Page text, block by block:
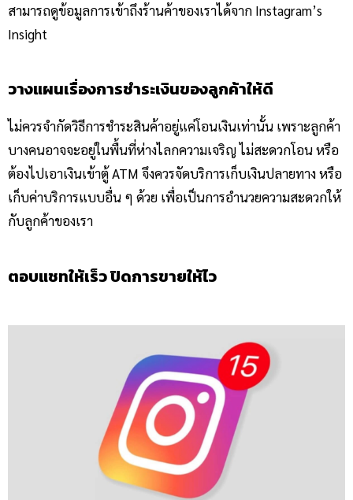
สามารถดูข้อมูลการเข้าถึงร้านค้าของเราได้จาก Instagram’s
Insight
วางแผนเรื่องการชำระเงินของลูกค้าให้ดี
ไม่ควรจำกัดวิธีการชำระสินค้าอยู่แค่โอนเงินเท่านั้น เพราะลูกค้า
บางคนอาจจะอยู่ในพื้นที่ห่างไลกความเจริญ ไม่สะดวกโอน หรือ
ต้องไปเอาเงินเข้าตู้ ATM จึงควรจัดบริการเก็บเงินปลายทาง หรือ
เก็บค่าบริการแบบอื่น ๆ ด้วย เพื่อเป็นการอำนวยความสะดวกให้
กับลูกค้าของเรา
ตอบแชทให้เร็ว ปิดการขายให้ไว